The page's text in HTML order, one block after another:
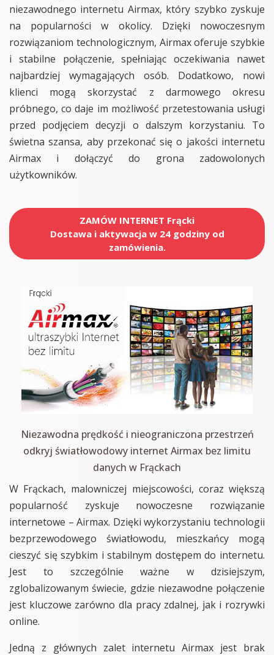
niezawodnego internetu Airmax, który szybko zyskuje
na popularności w okolicy. Dzięki nowoczesnym
rozwiązaniom technologicznym, Airmax oferuje szybkie
i stabilne połączenie, spełniając oczekiwania nawet
najbardziej wymagających osób. Dodatkowo, nowi
klienci mogą skorzystać z darmowego okresu
próbnego, co daje im możliwość przetestowania usługi
przed podjęciem decyzji o dalszym korzystaniu. To
świetna szansa, aby przekonać się o jakości internetu
Airmax i dołączyć do grona zadowolonych
użytkowników.
ZAMÓW INTERNET Frącki
Dostawa i aktywacja w 24 godziny od
zamówienia.
Niezawodna prędkość i nieograniczona przestrzeń
odkryj światłowodowy internet Airmax bez limitu
danych w Frąckach
W Frąckach, malowniczej miejscowości, coraz większą
popularność zyskuje nowoczesne rozwiązanie
internetowe – Airmax. Dzięki wykorzystaniu technologii
bezprzewodowego światłowodu, mieszkańcy mogą
cieszyć się szybkim i stabilnym dostępem do internetu.
Jest to szczególnie ważne w dzisiejszym,
zglobalizowanym świecie, gdzie niezawodne połączenie
jest kluczowe zarówno dla pracy zdalnej, jak i rozrywki
online.
Jedną z głównych zalet internetu Airmax jest brak